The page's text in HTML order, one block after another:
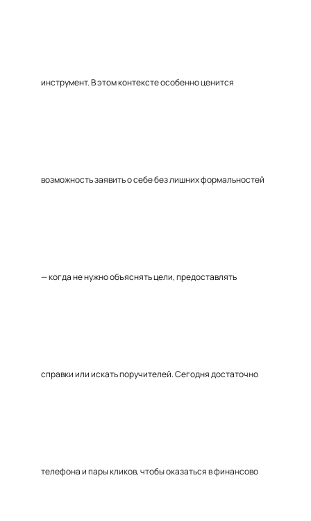
инструмент. В этом контексте особенно ценится
возможность заявить о себе без лишних формальностей
— когда не нужно объяснять цели, предоставлять
справки или искать поручителей. Сегодня достаточно
телефона и пары кликов, чтобы оказаться в финансово